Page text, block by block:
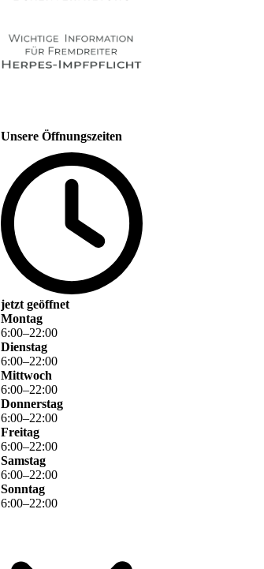
Unsere Öffnungszeiten
jetzt geöffnet
Montag
6:00–22:00
Dienstag
6:00–22:00
Mittwoch
6:00–22:00
Donnerstag
6:00–22:00
Freitag
6:00–22:00
Samstag
6:00–22:00
Sonntag
6:00–22:00